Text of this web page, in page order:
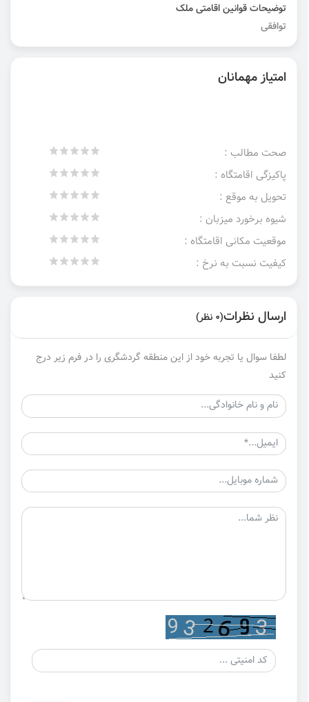
توضیحات قوانین اقامتی ملک
توافقی
امتیاز مهمانان
صحت مطالب :
پاکیزگی اقامتگاه :
تحویل به موقع :
شیوه برخورد میزبان :
موقعیت مکانی اقامتگاه :
کیفیت نسبت به نرخ :
ارسال نظرات(0 نظر)
لطفا سوال یا تجربه خود از این منطقه گردشگری را در فرم زیر درج
کنید